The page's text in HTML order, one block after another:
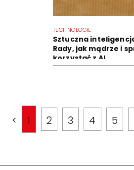
TECHNOLOGIE
Sztuczna
Rady, jak mądrze i
korzystać z AI
< 1 2 3 4 5